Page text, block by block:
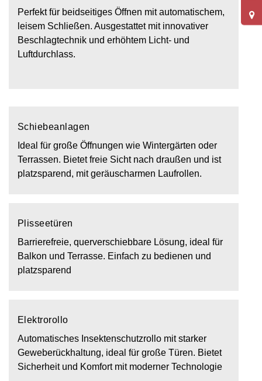
Perfekt für beidseitiges Öffnen mit automatischem,
leisem Schließen. Ausgestattet mit innovativer
Beschlagtechnik und erhöhtem Licht- und
Luftdurchlass.
Schiebeanlagen
Ideal für große Öffnungen wie Wintergärten oder
Terrassen. Bietet freie Sicht nach draußen und ist
platzsparend, mit geräuscharmen Laufrollen.
Plisseetüren
Barrierefreie, querverschiebbare Lösung, ideal für
Balkon und Terrasse. Einfach zu bedienen und
platzsparend
Elektrorollo
Automatisches Insektenschutzrollo mit starker
Geweberückhaltung, ideal für große Türen. Bietet
Sicherheit und Komfort mit moderner Technologie